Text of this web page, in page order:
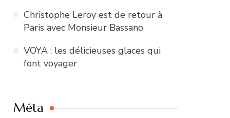
Christophe Leroy est de retour à
Paris avec Monsieur Bassano
VOYA : les délicieuses glaces qui
font voyager
Méta